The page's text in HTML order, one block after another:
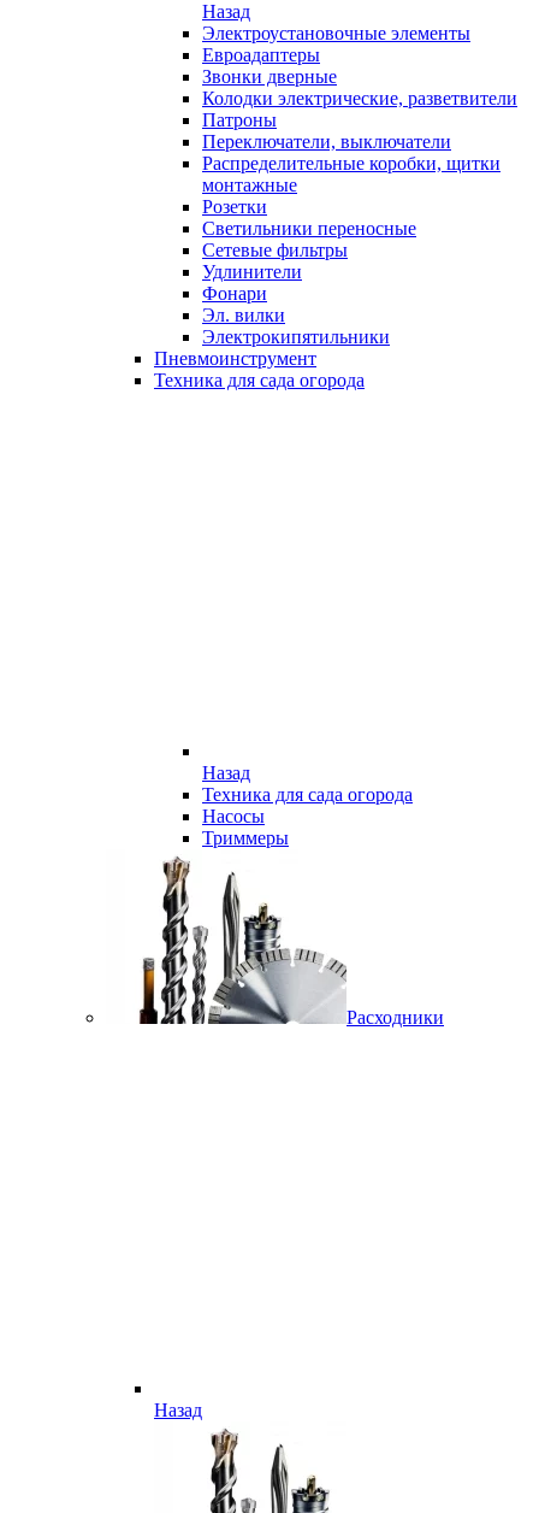
Назад
Электроустановочные элементы
Евроадаптеры
Звонки дверные
Колодки электрические, разветвители
Патроны
Переключатели, выключатели
Распределительные коробки, щитки
монтажные
Розетки
Светильники переносные
Сетевые фильтры
Удлинители
Фонари
Эл. вилки
Электрокипятильники
Пневмоинструмент
Техника для сада огорода
Назад
Техника для сада огорода
Насосы
Триммеры
Расходники
Назад